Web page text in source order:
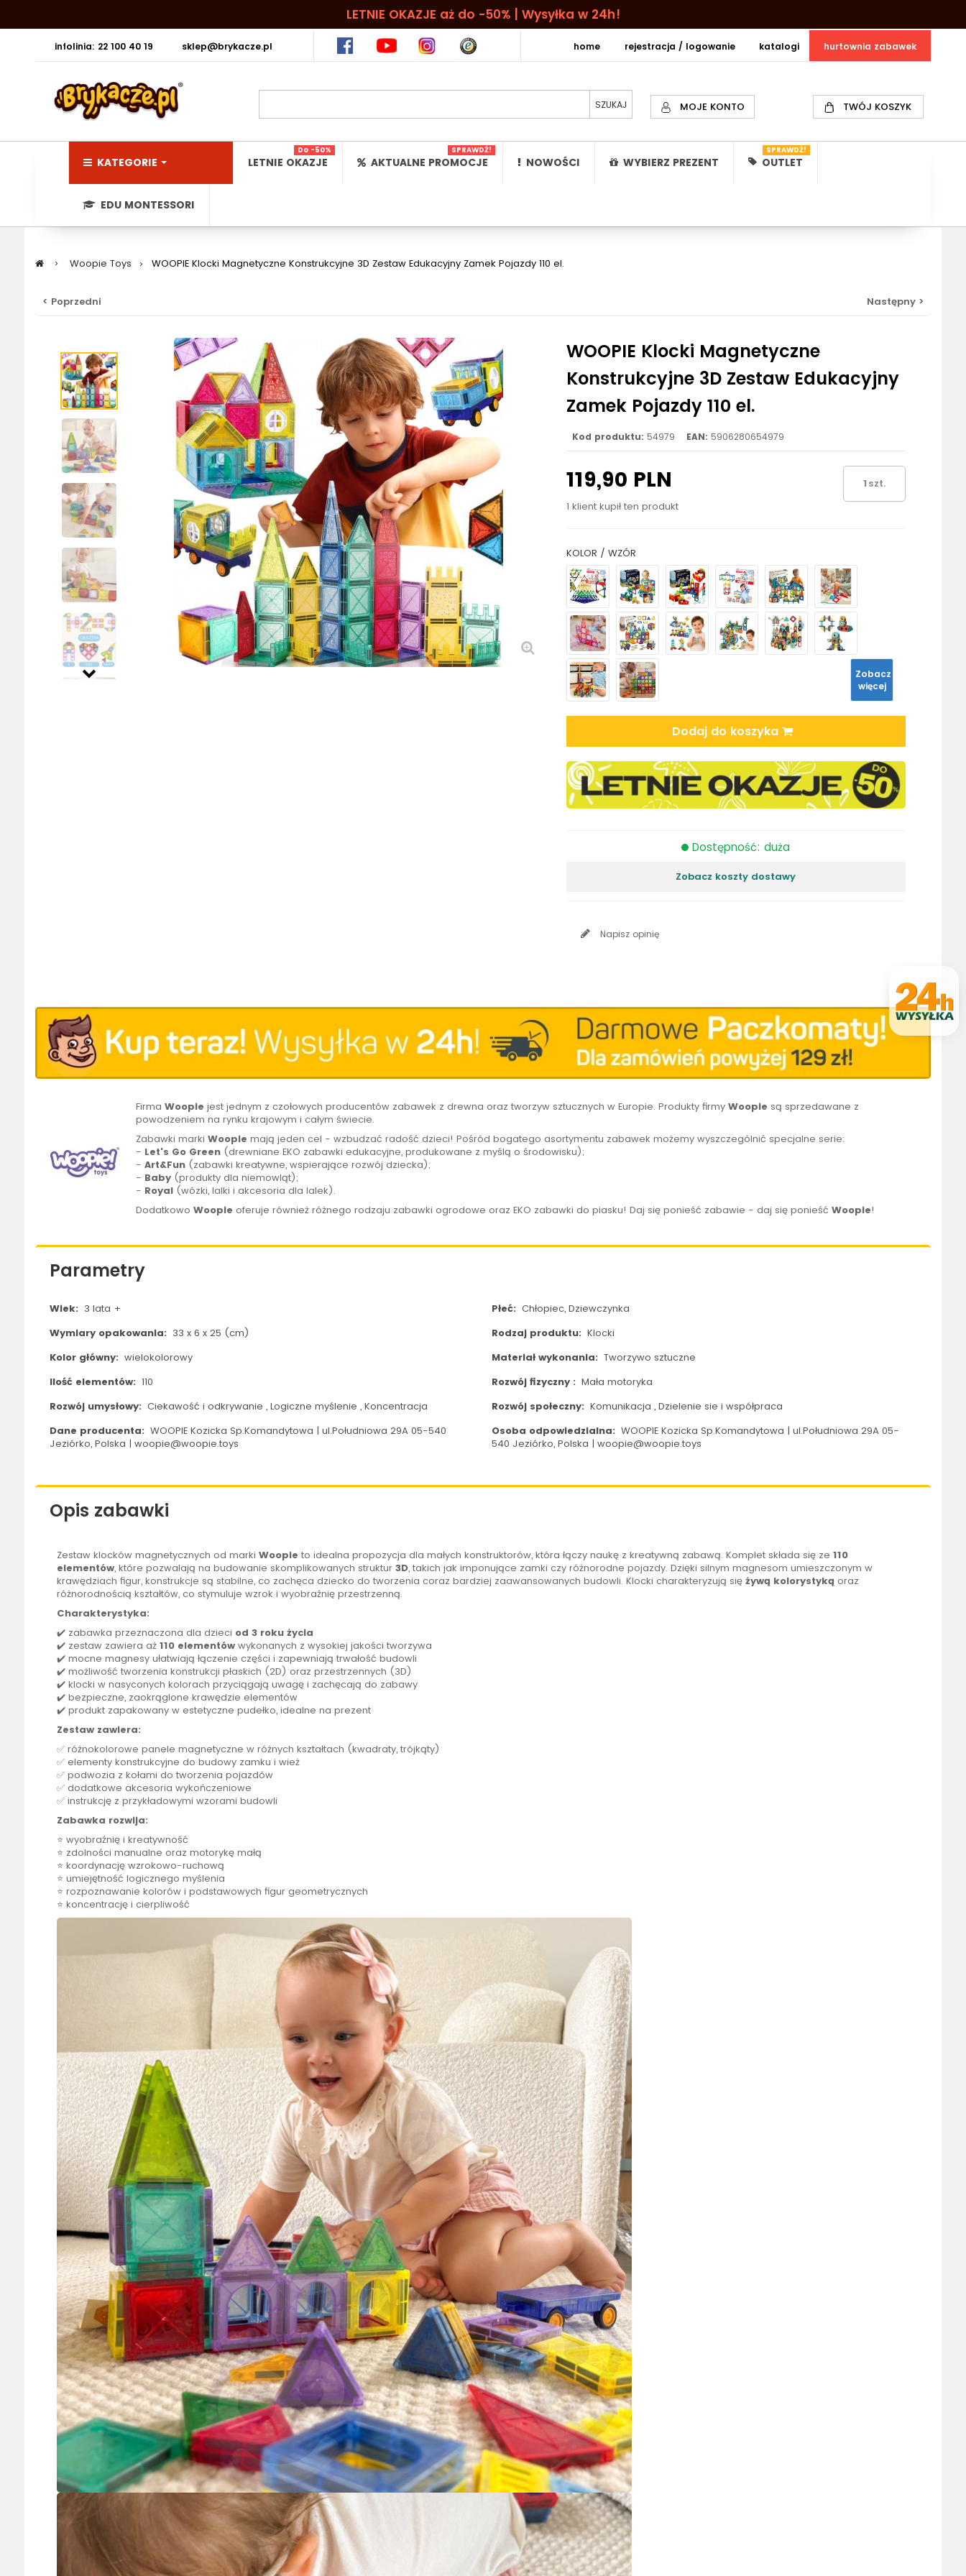
LETNIE OKAZJE aż do -50% | Wysyłka w 24h!
infolinia: 22 100 40 19 sklep@brykacze.pl hurtownia zabawek
katalogi
rejestracja / logowanie
home
MOJE KONTO TWÓJ KOSZYK
KATEGORIE LETNIE OKAZJE
Do -50%
AKTUALNE PROMOCJE
SPRAWDŹ!
NOWOŚCI WYBIERZ PREZENT OUTLET
SPRAWDŹ!
EDU MONTESSORI
> Woopie Toys > WOOPIE Klocki Magnetyczne Konstrukcyjne 3D Zestaw Edukacyjny Zamek Pojazdy 110 el.
< Poprzedni Następny >
WOOPIE Klocki Magnetyczne
Konstrukcyjne 3D Zestaw Edukacyjny
Zamek Pojazdy 110 el.
Kod produktu: 54979 EAN: 5906280654979
119,90 PLN
1 klient kupił ten produkt
szt.
KOLOR / WZÓR
Zobacz
więcej
Dodaj do koszyka
Dostępność: duża
Zobacz koszty dostawy
Napisz opinię
FirmaWoopiejest jednym z czołowych producentów zabawek z drewna oraz tworzyw sztucznych w Europie. Produkty firmyWoopie są sprzedawane z
powodzeniem na rynku krajowym i całym świecie.
Zabawki markiWoopie mają jeden cel - wzbudzać radość dzieci! Pośród bogatego asortymentu zabawek możemy wyszczególnić specjalne serie:
- Let's Go Green (drewniane EKO zabawki edukacyjne, produkowane z myślą o środowisku);
-Art&Fun (zabawki kreatywne, wspierające rozwój dziecka);
- Baby (produkty dla niemowląt);
- Royal (wózki, lalki i akcesoria dla lalek).
DodatkowoWoopie oferuje również różnego rodzaju zabawki ogrodowe oraz EKO zabawki do piasku! Daj się ponieść zabawie - daj się ponieśćWoopie!
Parametry
Wiek: 3 lata + Płeć: Chłopiec, Dziewczynka
Wymiary opakowania: 33 x 6 x 25 (cm) Rodzaj produktu: Klocki
Kolor główny: wielokolorowy Materiał wykonania: Tworzywo sztuczne
Ilość elementów: 110 Rozwój fizyczny : Mała motoryka
Rozwój umysłowy: Ciekawość i odkrywanie , Logiczne myślenie , Koncentracja Rozwój społeczny: Komunikacja , Dzielenie sie i współpraca
Dane producenta: WOOPIE Kozicka Sp.Komandytowa | ul.Południowa 29A 05-540
Jeziórko, Polska | woopie@woopie.toys
Osoba odpowiedzialna: WOOPIE Kozicka Sp.Komandytowa | ul.Południowa 29A 05-
540 Jeziórko, Polska | woopie@woopie.toys
Opis zabawki
Zestaw klocków magnetycznych od marki Woopie to idealna propozycja dla małych konstruktorów, która łączy naukę z kreatywną zabawą. Komplet składa się ze 110
elementów, które pozwalają na budowanie skomplikowanych struktur 3D, takich jak imponujące zamki czy różnorodne pojazdy. Dzięki silnym magnesom umieszczonym w
krawędziach figur, konstrukcje są stabilne, co zachęca dziecko do tworzenia coraz bardziej zaawansowanych budowli. Klocki charakteryzują się żywą kolorystyką oraz
różnorodnością kształtów, co stymuluje wzrok i wyobraźnię przestrzenną.
Charakterystyka:
✔️ zabawka przeznaczona dla dzieci od 3 roku życia
✔️ zestaw zawiera aż 110 elementówwykonanych z wysokiej jakości tworzywa
✔️ mocne magnesy ułatwiają łączenie części i zapewniają trwałość budowli
✔️ możliwość tworzenia konstrukcji płaskich (2D) oraz przestrzennych (3D)
✔️ klocki w nasyconych kolorach przyciągają uwagę i zachęcają do zabawy
✔️ bezpieczne, zaokrąglone krawędzie elementów
✔️ produkt zapakowany w estetyczne pudełko, idealne na prezent
Zestaw zawiera:
✅ różnokolorowe panele magnetyczne w różnych kształtach (kwadraty, trójkąty)
✅ elementy konstrukcyjne do budowy zamku i wież
✅ podwozia z kołami do tworzenia pojazdów
✅ dodatkowe akcesoria wykończeniowe
✅ instrukcję z przykładowymi wzorami budowli
Zabawka rozwija:
⭐ wyobraźnię i kreatywność
⭐ zdolności manualne oraz motorykę małą
⭐ koordynację wzrokowo-ruchową
⭐ umiejętność logicznego myślenia
⭐ rozpoznawanie kolorów i podstawowych figur geometrycznych
⭐ koncentrację i cierpliwość